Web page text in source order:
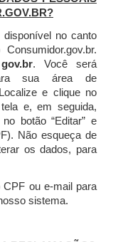
disponível no canto
gov.br. Você será
sua área de
Localize e clique no
e, em seguida,
botão “Editar” e
Não esqueça de
os dados, para
ou e-mail para
sistema.